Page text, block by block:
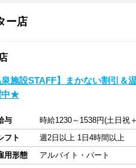
ー店
泉施設STAFF】まかない割引
中★
与
時給1230～1538円(土日祝
フト
週2日以上 1日4時間以上
用形態
アルバイト・パート